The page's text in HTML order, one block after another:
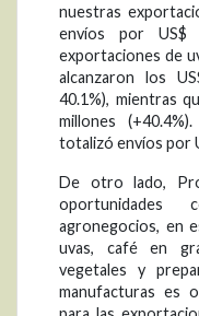
nuestras
envíos por US$
exportaciones de
alcanzaron los
40.1%), mientras
millones
totalizó envíos por
De otro lado,
agronegocios, en
uvas, café en
vegetales y
manufacturas es